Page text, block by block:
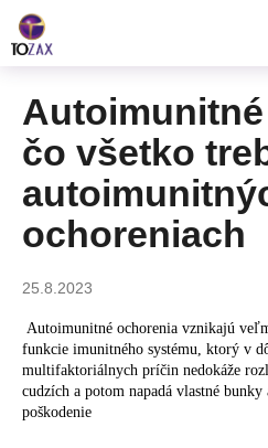
obsah
čo všetko
ochoreniach
25.8.2023
Autoimunitné ochorenia vznikajú
funkcie imunitného systému, ktorý v
multifaktoriálnych príčin nedokáže
cudzích a potom napadá vlastné
poškodenie
o
Č
o
o
t
e
b
u
j
e